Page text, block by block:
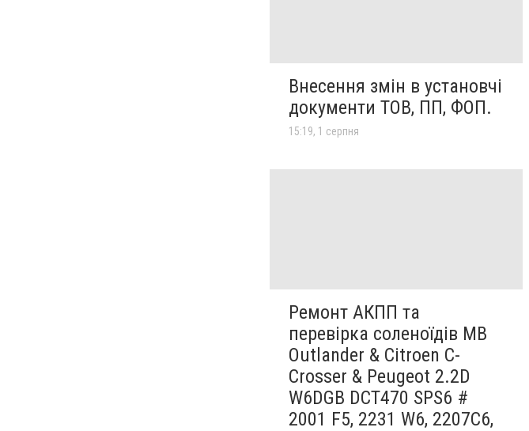
Внесення змін в установчі
документи ТОВ, ПП, ФОП.
15:19, 1 серпня
Ремонт АКПП та
перевірка соленоїдів MB
Outlander & Citroen C-
Crosser & Peugeot 2.2D
W6DGB DCT470 SPS6 #
2001 F5, 2231 W6, 2207C6,